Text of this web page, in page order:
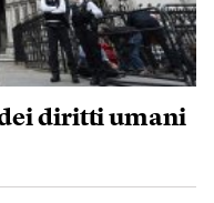
diritti umani